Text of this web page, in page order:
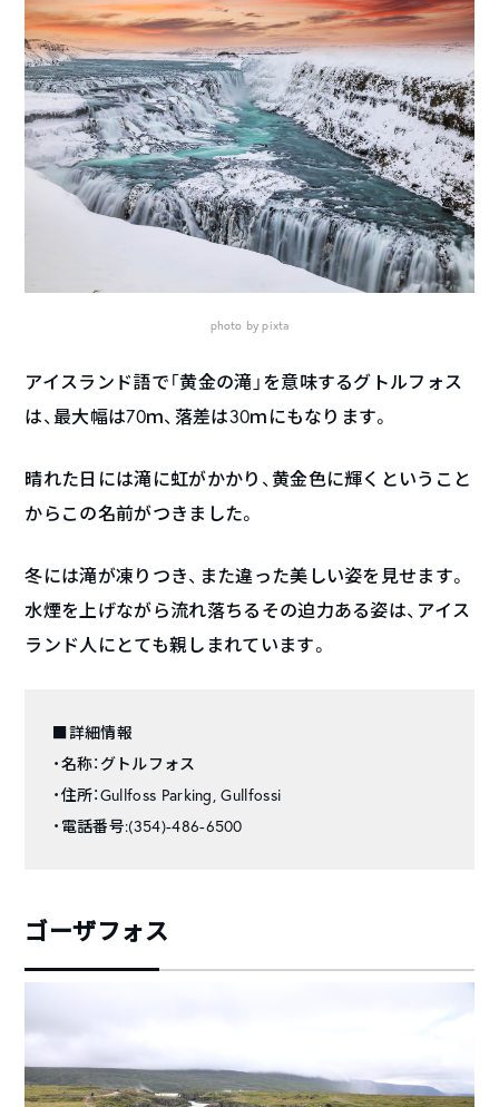
photo by pixta
アイスランド語で「黄金の滝」を意味するグトルフォス
は、最大幅は70ｍ、落差は30ｍにもなります。
晴れた日には滝に虹がかかり、黄金色に輝くということ
からこの名前がつきました。
冬には滝が凍りつき、また違った美しい姿を見せます。
水煙を上げながら流れ落ちるその迫力ある姿は、アイス
ランド人にとても親しまれています。
■詳細情報
・名称：グトルフォス
・住所：Gullfoss Parking, Gullfossi
・電話番号:(354)-486-6500
ゴーザフォス